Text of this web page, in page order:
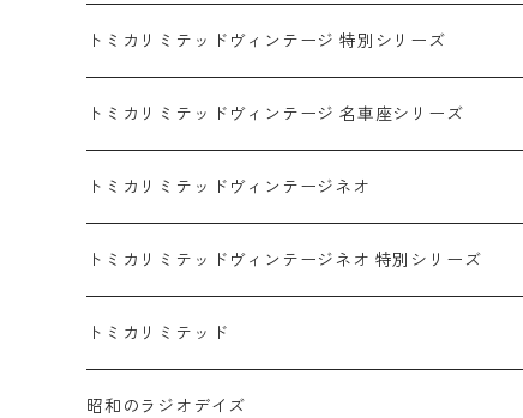
マツダ / MAZDA
ホンダ / HONDA
日産 / NISSAN
スバル / SUBARU
スズキ / SUZUKI
三菱 / MITSUBISHI
赤箱 - 限定トミカ 初回特別カラー
赤箱 - 絶版（廃盤）トミカ No.1-120
赤箱 - 絶版（廃盤）トミカ No.1-9
赤箱 - 絶版（廃盤）トミカ No.10-19
赤箱 - 絶版（廃盤）ロングトミカ No.121-
赤箱 - 車種別
乗用車
商用車・公用車
TLV - NEW LINEUP
TLV - No. LV-00-195
TLV - No. LV-00-09
TLV - No. LV-10-19
TLV - 車種別
乗用車
商用車・公用車
トミカリミテッドヴィンテージ 特別シリーズ
トミカリミテッドヴィンテージ 名車座シリーズ
トミカリミテッドヴィンテージネオ
TLVN - NEW LINEUP
TLVN - No. LV-00-219
TLVN - No. LV-00-09
TLVN - 車種別
トミカリミテッドヴィンテージネオ 特別シリーズ
トミカリミテッド
昭和のラジオデイズ